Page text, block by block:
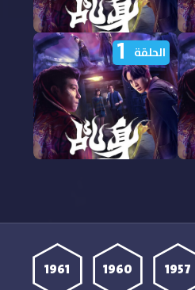
مشاهدة مسلسل Agent
from Above الحلقة 3
مترجمة
الحلقة 1
1957
1960
1961